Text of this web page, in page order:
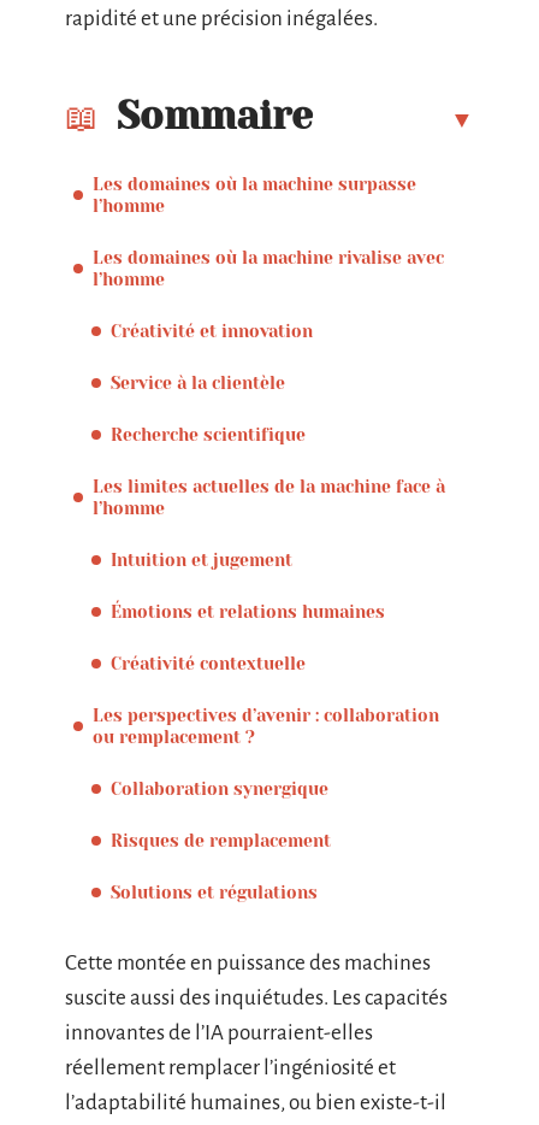
rapidité et une précision inégalées.
Sommaire
Les domaines où la machine surpasse
l’homme
Les domaines où la machine rivalise avec
l’homme
Créativité et innovation
Service à la clientèle
Recherche scientifique
Les limites actuelles de la machine face à
l’homme
Intuition et jugement
Émotions et relations humaines
Créativité contextuelle
Les perspectives d’avenir : collaboration
ou remplacement ?
Collaboration synergique
Risques de remplacement
Solutions et régulations
Cette montée en puissance des machines
suscite aussi des inquiétudes. Les capacités
innovantes de l’IA pourraient-elles
réellement remplacer l’ingéniosité et
l’adaptabilité humaines, ou bien existe-t-il